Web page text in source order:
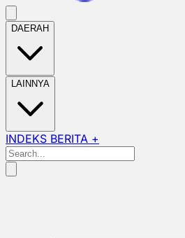
DAERAH
LAINNYA
INDEKS BERITA +